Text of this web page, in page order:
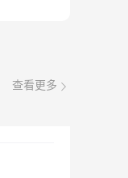
查看更多